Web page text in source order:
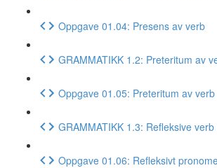
Oppgave 01.04: Presens av verb
GRAMMATIKK 1.2: Preteritum av
Oppgave 01.05: Preteritum av verb
GRAMMATIKK 1.3: Refleksive
Oppgave 01.06: Refleksivt